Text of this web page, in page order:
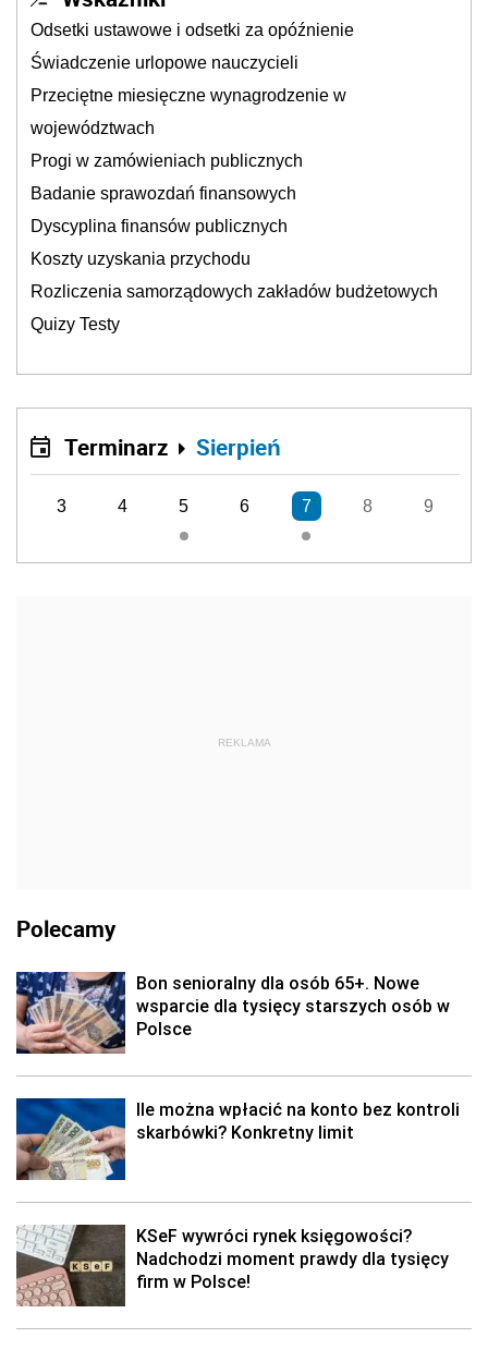
Odsetki ustawowe i odsetki za opóźnienie
Świadczenie urlopowe nauczycieli
Przeciętne miesięczne wynagrodzenie w
województwach
Progi w zamówieniach publicznych
Badanie sprawozdań finansowych
Dyscyplina finansów publicznych
Koszty uzyskania przychodu
Rozliczenia samorządowych zakładów budżetowych
Quizy Testy
Terminarz Sierpień
3 4 5 6 7 8 9
REKLAMA
Polecamy
Bon senioralny dla osób 65+. Nowe
wsparcie dla tysięcy starszych osób w
Polsce
Ile można wpłacić na konto bez kontroli
skarbówki? Konkretny limit
KSeF wywróci rynek księgowości?
Nadchodzi moment prawdy dla tysięcy
firm w Polsce!